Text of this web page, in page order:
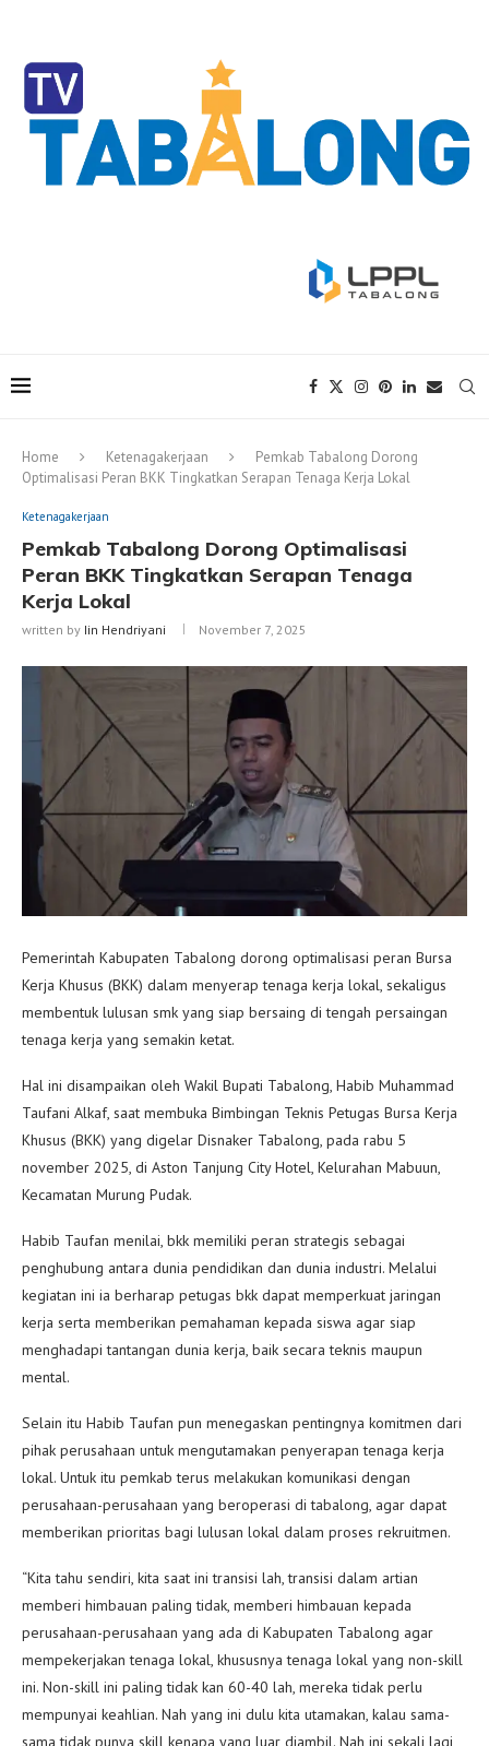
Home Ketenagakerjaan
Pemkab Tabalong Dorong
Optimalisasi Peran BKK Tingkatkan Serapan Tenaga Kerja Lokal
Ketenagakerjaan
Pemkab Tabalong Dorong Optimalisasi
Peran BKK Tingkatkan Serapan Tenaga
Kerja Lokal
written by Iin Hendriyani November 7, 2025
Pemerintah Kabupaten Tabalong dorong optimalisasi peran Bursa
Kerja Khusus (BKK) dalam menyerap tenaga kerja lokal, sekaligus
membentuk lulusan smk yang siap bersaing di tengah persaingan
tenaga kerja yang semakin ketat.
Hal ini disampaikan oleh Wakil Bupati Tabalong, Habib Muhammad
Taufani Alkaf, saat membuka Bimbingan Teknis Petugas Bursa Kerja
Khusus (BKK) yang digelar Disnaker Tabalong, pada rabu 5
november 2025, di Aston Tanjung City Hotel, Kelurahan Mabuun,
Kecamatan Murung Pudak.
Habib Taufan menilai, bkk memiliki peran strategis sebagai
penghubung antara dunia pendidikan dan dunia industri. Melalui
kegiatan ini ia berharap petugas bkk dapat memperkuat jaringan
kerja serta memberikan pemahaman kepada siswa agar siap
menghadapi tantangan dunia kerja, baik secara teknis maupun
mental.
Selain itu Habib Taufan pun menegaskan pentingnya komitmen dari
pihak perusahaan untuk mengutamakan penyerapan tenaga kerja
lokal. Untuk itu pemkab terus melakukan komunikasi dengan
perusahaan-perusahaan yang beroperasi di tabalong, agar dapat
memberikan prioritas bagi lulusan lokal dalam proses rekruitmen.
“Kita tahu sendiri, kita saat ini transisi lah, transisi dalam artian
memberi himbauan paling tidak, memberi himbauan kepada
perusahaan-perusahaan yang ada di Kabupaten Tabalong agar
mempekerjakan tenaga lokal, khususnya tenaga lokal yang non-skill
ini. Non-skill ini paling tidak kan 60-40 lah, mereka tidak perlu
mempunyai keahlian. Nah yang ini dulu kita utamakan, kalau sama-
sama tidak punya skill kenapa yang luar diambil. Nah ini sekali lagi